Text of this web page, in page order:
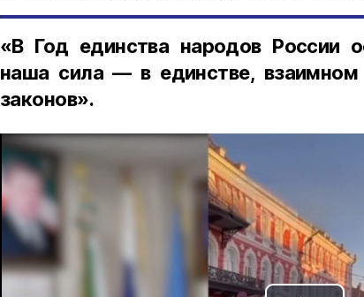
«В Год единства народов России
наша сила — в единстве,
законов».